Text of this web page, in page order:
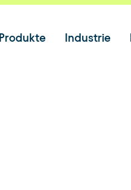
Produkte Industrie